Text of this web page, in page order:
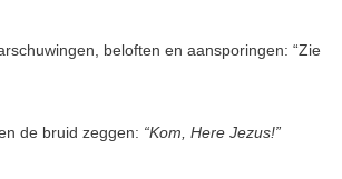
beloften en aansporingen: “Zie
de bruid zeggen: “Kom, Here Jezus!”